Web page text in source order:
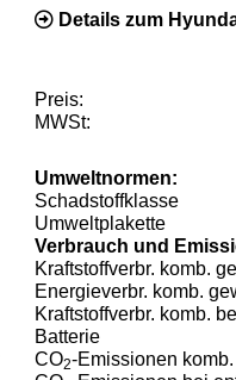
Details zum
Preis:
MWSt:
Umweltnormen:
Schadstoffklasse
Umweltplakette
Verbrauch und
Kraftstoffverbr. komb.
Energieverbr. komb.
Kraftstoffverbr. komb.
Batterie
CO2-Emissionen komb.